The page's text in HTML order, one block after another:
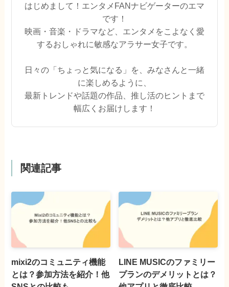
はじめまして！エンタメFANナビゲーターのエマ
です！
映画・音楽・ドラマなど、エンタメをこよなく愛
するおしゃれに敏感なアラサー女子です。
日々の「ちょっと気になる」を、みなさんと一緒
に楽しめるように、
最新トレンドや話題の作品、推し活のヒントまで
幅広くお届けします！
関連記事
mixi2のコミュニティ機能
とは？参加方法を紹介！他
LINE MUSICのファミリー
プランのデメリットとは？